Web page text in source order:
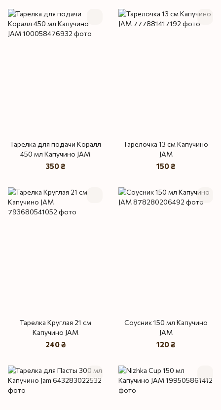
Тарелка для подачи Коралл
450 мл Капучино JAM
350 ₴
Тарелочка 13 см Капучино
JAM
150 ₴
Тарелка Круглая 21 см
Капучино JAM
240 ₴
Соусник 150 мл Капучино
JAM
120 ₴